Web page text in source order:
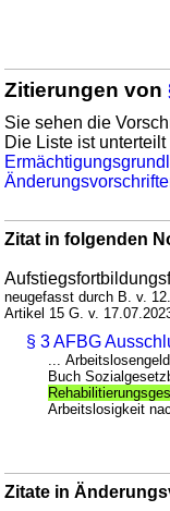
Zitierungen von
Sie sehen die
Die Liste ist
Zitat in folgenden
neugefasst durch B. v.
Artikel 15 G. v.
§ 3 AFBG
...
Buch
Arbeitslosigkeit
Zitate in